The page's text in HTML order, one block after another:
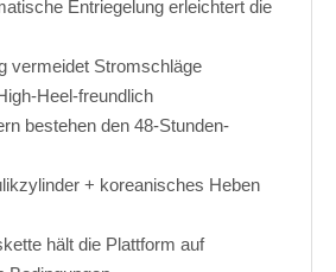
Entriegelung erleichtert die
vermeidet Stromschläge
Heel-freundlich
bestehen den 48-Stunden-
+ koreanisches Heben
hält die Plattform auf